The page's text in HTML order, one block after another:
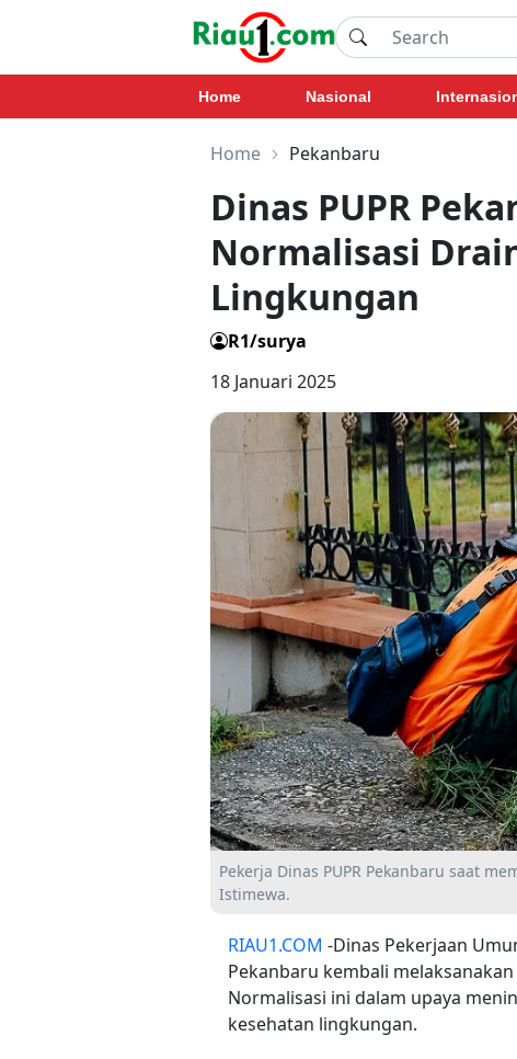
Home Nasional
Home Pekanbaru
Dinas PUPR
Normalisasi
Lingkungan
R1/surya
18 Januari 2025
Pekerja Dinas PUPR Pekanbaru saat
Istimewa.
RIAU1.COM -Dinas Pekerjaan
Pekanbaru kembali
Normalisasi ini dalam upaya
kesehatan lingkungan.